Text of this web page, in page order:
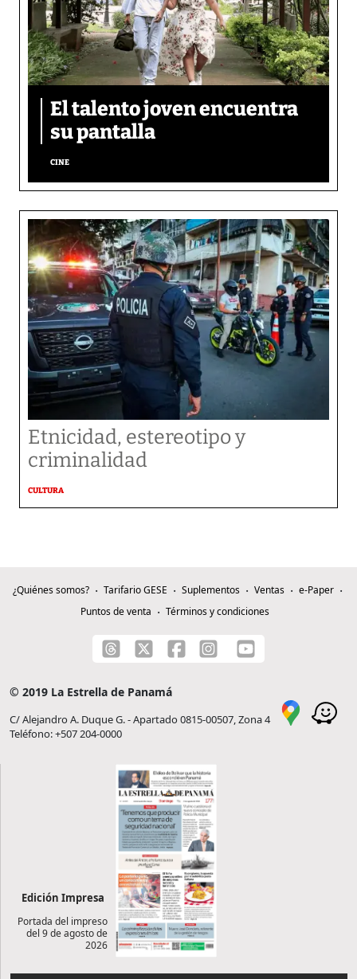
El talento joven encuentra
su pantalla​
CINE
Etnicidad, estereotipo y
criminalidad
CULTURA
¿Quiénes somos? Tarifario GESE Suplementos Ventas
e-Paper
Puntos de venta
Términos y condiciones
© 2019 La Estrella de Panamá
C/ Alejandro A. Duque G. - Apartado 0815-00507, Zona 4
Teléfono: +507 204-0000
Edición Impresa
Portada del impreso
del 9 de agosto de
2026